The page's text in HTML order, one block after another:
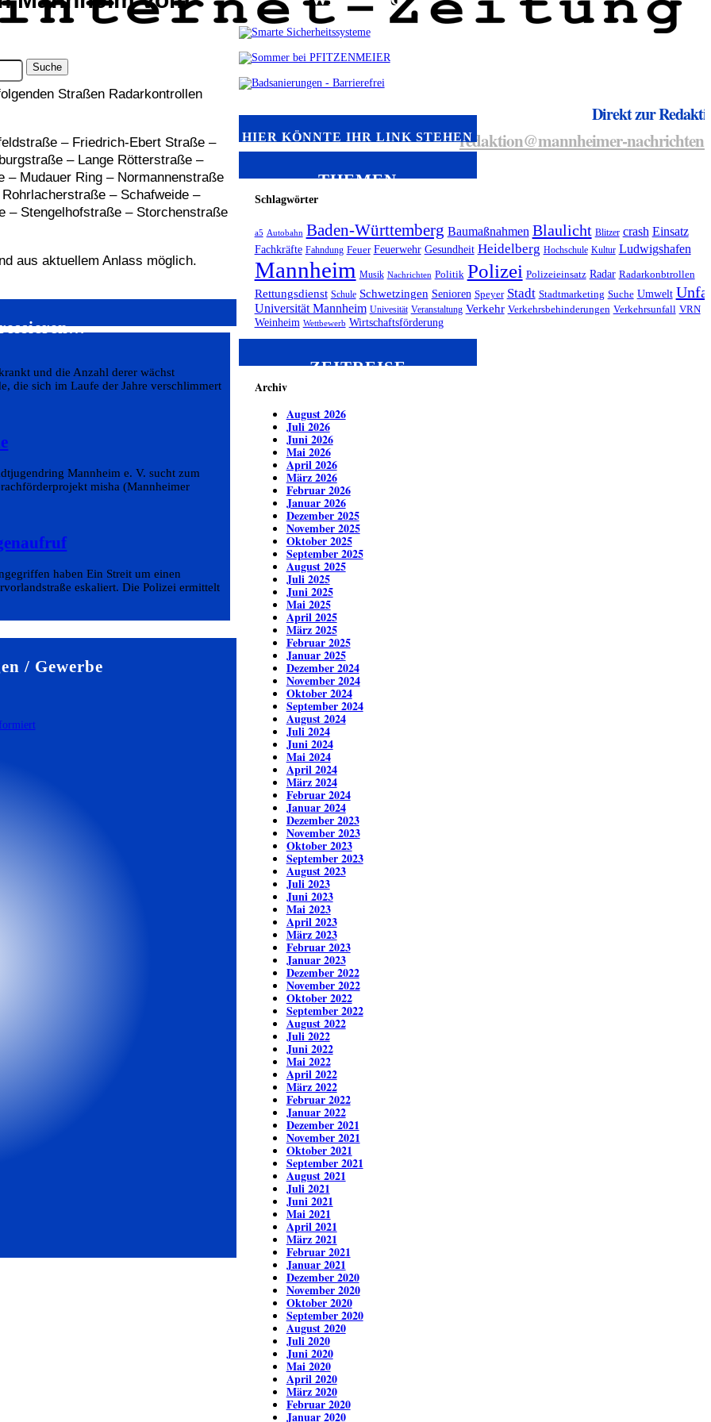
Direkt zur
redaktion@mannheimer-
Straßen Radarkontrollen
– Friedrich-Ebert Straße –
– Lange Rötterstraße –
– Mudauer Ring – Normannenstraße
– Schafweide –
– Stengelhofstraße – Storchenstraße
aus aktuellem Anlass möglich.
und die Anzahl derer wächst
die sich im Laufe der Jahre verschlimmert
Mannheim e. V. sucht zum
misha (Mannheimer
haben Ein Streit um einen
eskaliert. Die Polizei ermittelt
/ Gewerbe
HIER KÖNNTE IHR LINK STEHEN
THEMEN
Schlagwörter
a5 Autobahn Baden-Württemberg Baumaßnahmen Blaulicht Blitzer crash Einsatz
Fachkräfte Fahndung Feuer Feuerwehr Gesundheit Heidelberg Hochschule Kultur Ludwigshafen
Mannheim Musik Nachrichten Politik Polizei Polizeieinsatz Radar Radarkonbtrollen
Rettungsdienst Schule Schwetzingen Senioren Speyer Stadt Stadtmarketing Suche Umwelt
Universität Mannheim Univesität Veranstaltung Verkehr Verkehrsbehinderungen Verkehrsunfall VRN
Weinheim Wettbewerb Wirtschaftsförderung
ZEITREISE
Archiv
August 2026
Juli 2026
Juni 2026
Mai 2026
April 2026
März 2026
Februar 2026
Januar 2026
Dezember 2025
November 2025
Oktober 2025
September 2025
August 2025
Juli 2025
Juni 2025
Mai 2025
April 2025
März 2025
Februar 2025
Januar 2025
Dezember 2024
November 2024
Oktober 2024
September 2024
August 2024
Juli 2024
Juni 2024
Mai 2024
April 2024
März 2024
Februar 2024
Januar 2024
Dezember 2023
November 2023
Oktober 2023
September 2023
August 2023
Juli 2023
Juni 2023
Mai 2023
April 2023
März 2023
Februar 2023
Januar 2023
Dezember 2022
November 2022
Oktober 2022
September 2022
August 2022
Juli 2022
Juni 2022
Mai 2022
April 2022
März 2022
Februar 2022
Januar 2022
Dezember 2021
November 2021
Oktober 2021
September 2021
August 2021
Juli 2021
Juni 2021
Mai 2021
April 2021
März 2021
Februar 2021
Januar 2021
Dezember 2020
November 2020
Oktober 2020
September 2020
August 2020
Juli 2020
Juni 2020
Mai 2020
April 2020
März 2020
Februar 2020
Januar 2020